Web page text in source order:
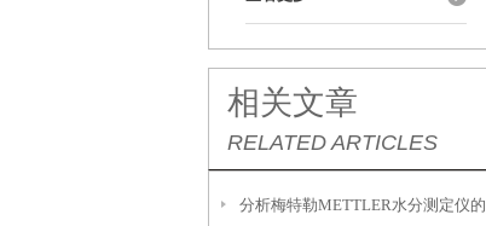
相关文章
RELATED ARTICLES
分析梅特勒METTLER水分测定仪的